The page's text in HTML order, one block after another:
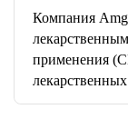
Компания
применения